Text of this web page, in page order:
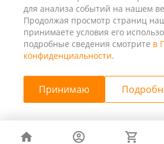
для анализа событий на нашем
Продолжая просмотр страниц
принимаете условия его
подробные сведения смотрите в
конфиденциальности.
Принимаю
© 2026 ООО «25 Киловатт» ИНН
защищены